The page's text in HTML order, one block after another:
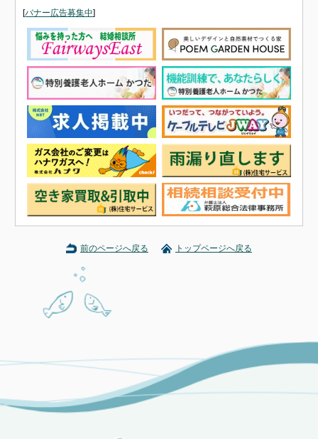
[バナー広告募集中]
前のページへ戻る トップページへ戻る